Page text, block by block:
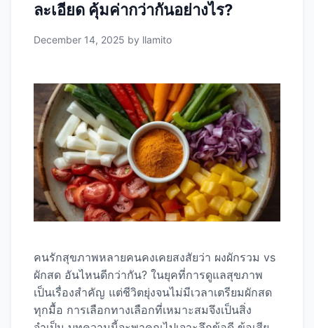
ละเอียด คุ้มค่ากว่ากันอย่างไร?
December 14, 2025 by llamito
คนรักสุขภาพหลายคนคงเคยสงสัยว่า ผงผักรวม vs
ผักสด อันไหนดีกว่ากัน? ในยุคที่การดูแลสุขภาพ
เป็นเรื่องสำคัญ แต่ชีวิตยุ่งจนไม่มีเวลาเตรียมผักสด
ทุกมื้อ การเลือกทางเลือกที่เหมาะสมจึงเป็นสิ่ง